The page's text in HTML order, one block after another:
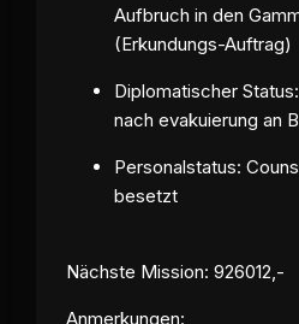
Aufbruch in den
(Erkundungs-Auftrag)
Diplomatischer
nach evakuierung an
Personalstatus:
besetzt
Nächste Mission: 926012,-
Anmerkungen: